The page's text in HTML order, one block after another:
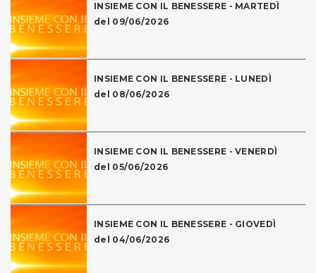
INSIEME CON IL BENESSERE - MARTEDÌ
del 09/06/2026
INSIEME CON IL BENESSERE - LUNEDÌ
del 08/06/2026
INSIEME CON IL BENESSERE - VENERDÌ
del 05/06/2026
INSIEME CON IL BENESSERE - GIOVEDÌ
del 04/06/2026